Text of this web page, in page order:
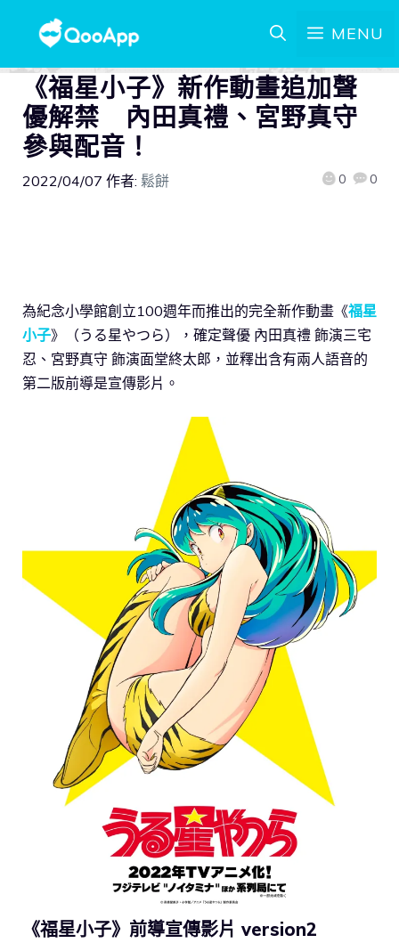
MENU
《福星小子》新作動畫追加聲
優解禁 內田真禮、宮野真守
參與配音！
2022/04/07 作者: 鬆餅 0 0
為紀念小學館創立100週年而推出的完全新作動畫《福星
小子》（うる星やつら），確定聲優 內田真禮 飾演三宅
忍、宮野真守 飾演面堂終太郎，並釋出含有兩人語音的
第二版前導是宣傳影片。
《福星小子》前導宣傳影片 version2